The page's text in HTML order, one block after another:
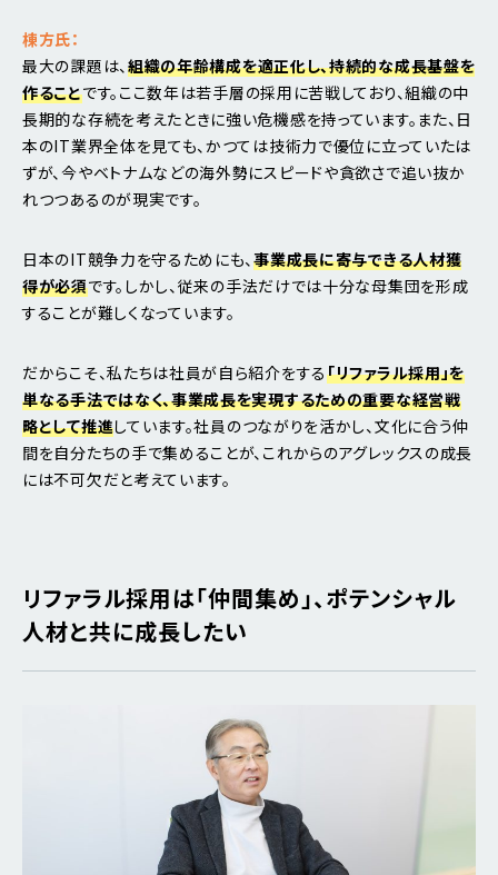
棟方氏：
最大の課題は、組織の年齢構成を適正化し、持続的な成長基盤を
作ることです。ここ数年は若手層の採用に苦戦しており、組織の中
長期的な存続を考えたときに強い危機感を持っています。また、日
本のIT業界全体を見ても、かつては技術力で優位に立っていたは
ずが、今やベトナムなどの海外勢にスピードや貪欲さで追い抜か
れつつあるのが現実です。
日本のIT競争力を守るためにも、事業成長に寄与できる人材獲
得が必須です。しかし、従来の手法だけでは十分な母集団を形成
することが難しくなっています。
だからこそ、私たちは社員が自ら紹介をする「リファラル採用」を
単なる手法ではなく、事業成長を実現するための重要な経営戦
略として推進しています。社員のつながりを活かし、文化に合う仲
間を自分たちの手で集めることが、これからのアグレックスの成長
には不可欠だと考えています。
リファラル採用は「仲間集め」、ポテンシャル
人材と共に成長したい